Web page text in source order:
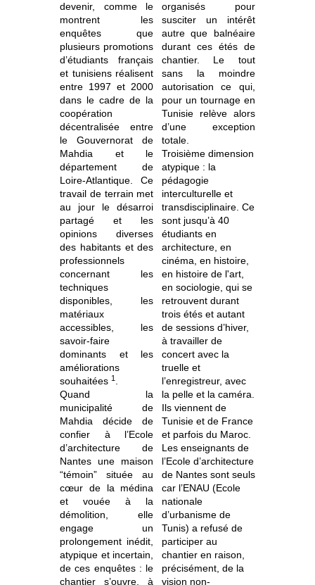
devenir, comme le
montrent les
enquêtes que
plusieurs promotions
d’étudiants français
et tunisiens réalisent
entre 1997 et 2000
dans le cadre de la
coopération
décentralisée entre
le Gouvernorat de
Mahdia et le
département de
Loire-Atlantique. Ce
travail de terrain met
au jour le désarroi
partagé et les
opinions diverses
des habitants et des
professionnels
concernant les
techniques
disponibles, les
matériaux
accessibles, les
savoir-faire
dominants et les
améliorations
souhaitées 1 .
Quand la
municipalité de
Mahdia décide de
confier à l’Ecole
d’architecture de
Nantes une maison
“témoin” située au
cœur de la médina
et vouée à la
démolition, elle
engage un
prolongement inédit,
atypique et incertain,
de ces enquêtes : le
chantier s’ouvre, à
organisés pour
susciter un intérêt
autre que balnéaire
durant ces étés de
chantier. Le tout
sans la moindre
autorisation ce qui,
pour un tournage en
Tunisie relève alors
d’une exception
totale.
Troisième dimension
atypique : la
pédagogie
interculturelle et
transdisciplinaire. Ce
sont jusqu’à 40
étudiants en
architecture, en
cinéma, en histoire,
en histoire de l'art,
en sociologie, qui se
retrouvent durant
trois étés et autant
de sessions d’hiver,
à travailler de
concert avec la
truelle et
l’enregistreur, avec
la pelle et la caméra.
Ils viennent de
Tunisie et de France
et parfois du Maroc.
Les enseignants de
l’Ecole d’architecture
de Nantes sont seuls
car l’ENAU (Ecole
nationale
d’urbanisme de
Tunis) a refusé de
participer au
chantier en raison,
précisément, de la
vision non-